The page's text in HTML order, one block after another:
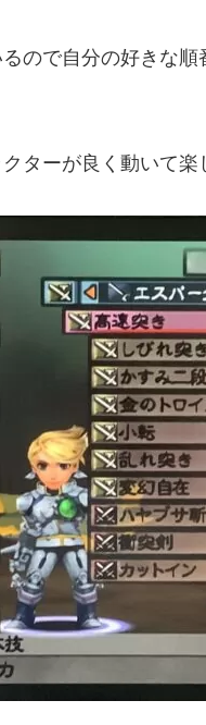
ので自分の好きな
ターが良く動いて楽